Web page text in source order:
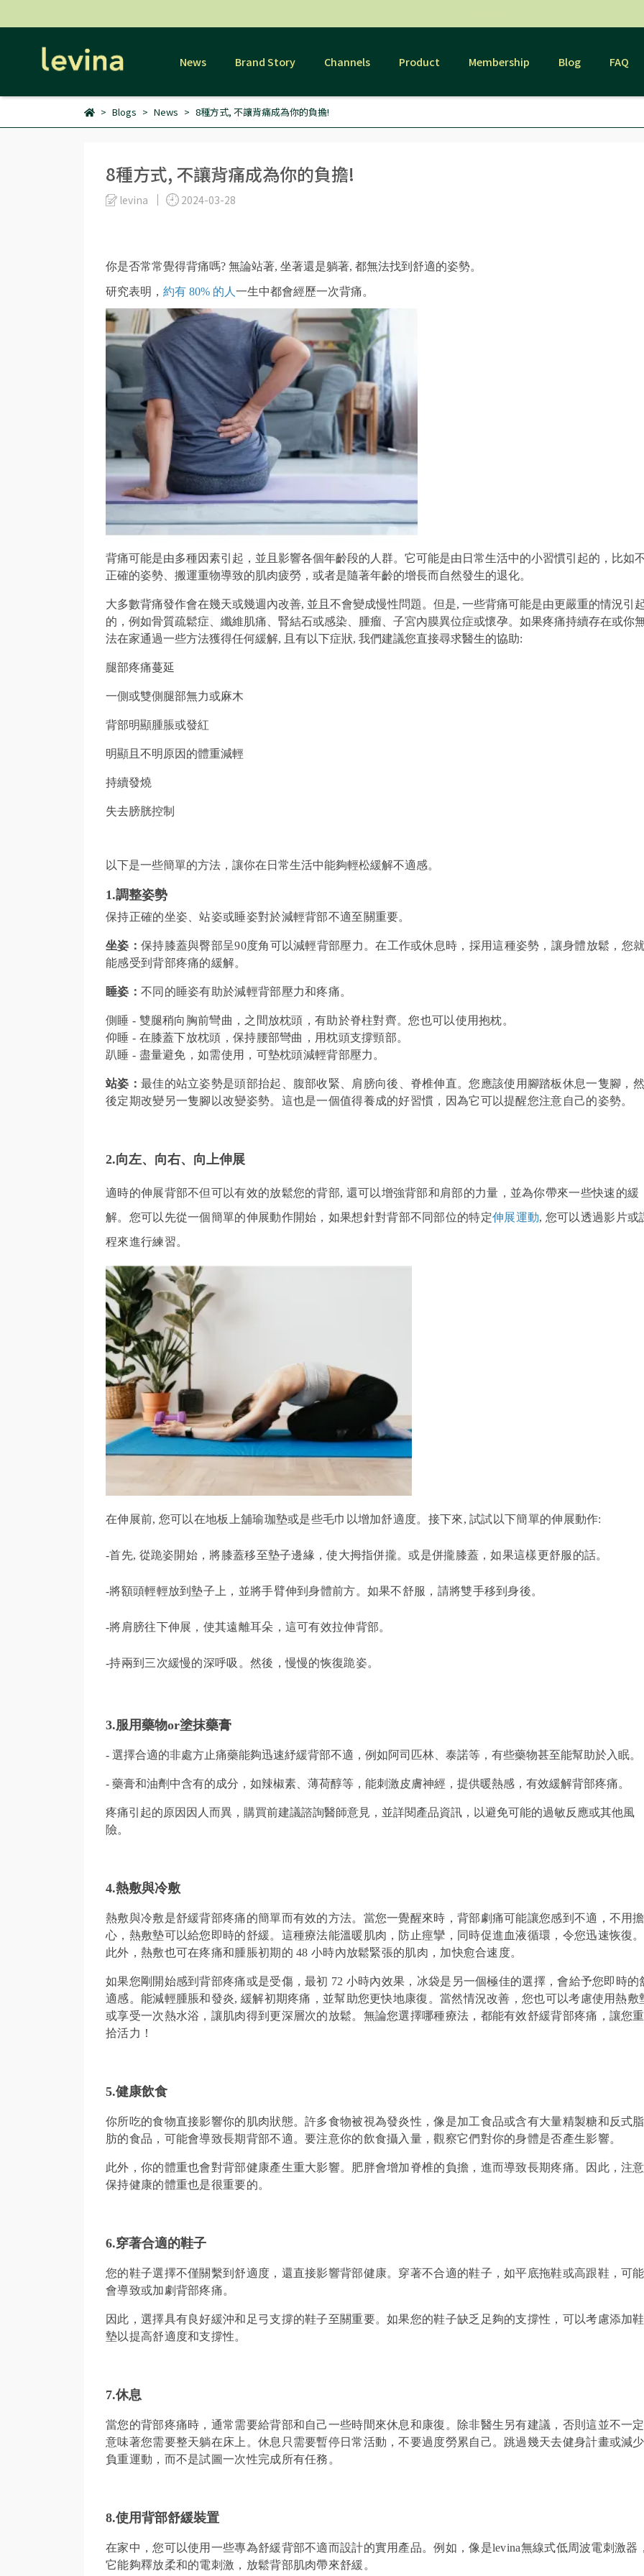
News Brand Story Channels Product Membership Blog FAQ
Blogs News 8種方式, 不讓背痛成為你的負擔!
8種方式, 不讓背痛成為你的負擔!
levina 2024-03-28
你是否常常覺得背痛嗎? 無論站著, 坐著還是躺著, 都無法找到舒適的姿勢。
研究表明， 約有 80% 的人 一生中都會經歷一次背痛。
背痛可能是由多種因素引起，並且影響各個年齡段的人群。它可能是由日常生活中的小習慣引起的，比如
正確的姿勢、搬運重物導致的肌肉疲勞，或者是隨著年齡的增長而自然發生的退化。
大多數背痛發作會在幾天或幾週內改善, 並且不會變成慢性問題。但是, 一些背痛可能是由更嚴重的情況引
的，例如骨質疏鬆症、纖維肌痛、腎結石或感染、腫瘤、子宮內膜異位症或懷孕。如果疼痛持續存在或你
法在家通過一些方法獲得任何緩解, 且有以下症狀, 我們建議您直接尋求醫生的協助:
腿部疼痛蔓延
一側或雙側腿部無力或麻木
背部明顯腫脹或發紅
明顯且不明原因的體重減輕
持續發燒
失去膀胱控制
以下是一些簡單的方法，讓你在日常生活中能夠輕松緩解不適感。
1.調整姿勢
保持正確的坐姿、站姿或睡姿對於減輕背部不適至關重要。
坐姿： 保持膝蓋與臀部呈90度角可以減輕背部壓力。在工作或休息時，採用這種姿勢，讓身體放鬆，您
能感受到背部疼痛的緩解。
睡姿： 不同的睡姿有助於減輕背部壓力和疼痛。
側睡 - 雙腿稍向胸前彎曲，之間放枕頭，有助於脊柱對齊。您也可以使用抱枕。
仰睡 - 在膝蓋下放枕頭，保持腰部彎曲，用枕頭支撐頸部。
趴睡 - 盡量避免，如需使用，可墊枕頭減輕背部壓力。
站姿： 最佳的站立姿勢是頭部抬起、腹部收緊、肩膀向後、脊椎伸直。您應該使用腳踏板休息一隻腳，然
後定期改變另一隻腳以改變姿勢。這也是一個值得養成的好習慣，因為它可以提醒您注意自己的姿勢。
2.向左、向右、向上伸展
適時的伸展背部不但可以有效的放鬆您的背部, 還可以增強背部和肩部的力量 ，並為你帶來一些快速的緩
解。您可以先從一個簡單的伸展動作開始，如果想針對背部不同部位的特定伸展運動, 您可以透過影片或
程來進行練習。
在伸展前, 您可以在地板上舖瑜珈墊或是些毛巾以增加舒適度。接下來, 試試以下簡單的伸展動作:
-首先, 從跪姿開始，將膝蓋移至墊子邊緣，使大拇指併攏。或是併攏膝蓋，如果這樣更舒服的話。
-將額頭輕輕放到墊子上，並將手臂伸到身體前方。如果不舒服，請將雙手移到身後。
-將肩膀往下伸展，使其遠離耳朵，這可有效拉伸背部。
-持兩到三次緩慢的深呼吸。然後，慢慢的恢復跪姿。
3.服用藥物or塗抹藥膏
- 選擇合適的非處方止痛藥能夠迅速紓緩背部不適，例如阿司匹林、泰諾等，有些藥物甚至能幫助於入眠。
- 藥膏和油劑中含有的成分，如辣椒素、薄荷醇等，能刺激皮膚神經，提供暖熱感，有效緩解背部疼痛。
疼痛引起的原因因人而異，購買前建議諮詢醫師意見，並詳閱產品資訊，以避免可能的過敏反應或其他風
險。
4.熱敷與冷敷
熱敷與冷敷是舒緩背部疼痛的簡單而有效的方法。當您一覺醒來時，背部劇痛可能讓您感到不適，不用擔
心，熱敷墊可以給您即時的舒緩。這種療法能溫暖肌肉，防止痙攣，同時促進血液循環，令您迅速恢復。
此外，熱敷也可在疼痛和腫脹初期的 48 小時內放鬆緊張的肌肉，加快愈合速度。
如果您剛開始感到背部疼痛或是受傷，最初 72 小時內效果，冰袋是另一個極佳的選擇，會給予您即時的
適感。能減輕腫脹和發炎, 緩解初期疼痛，並幫助您更快地康復。當然情況改善，您也可以考慮使用熱敷
或享受一次熱水浴，讓肌肉得到更深層次的放鬆。無論您選擇哪種療法，都能有效舒緩背部疼痛，讓您重
拾活力！
5.健康飲食
你所吃的食物直接影響你的肌肉狀態。許多食物被視為發炎性，像是加工食品或含有大量精製糖和反式脂
肪的食品，可能會導致長期背部不適。要注意你的飲食攝入量，觀察它們對你的身體是否產生影響。
此外，你的體重也會對背部健康產生重大影響。肥胖會增加脊椎的負擔，進而導致長期疼痛。因此，注意
保持健康的體重也是很重要的。
6.穿著合適的鞋子
您的鞋子選擇不僅關繫到舒適度，還直接影響背部健康。穿著不合適的鞋子，如平底拖鞋或高跟鞋，可能
會導致或加劇背部疼痛。
因此，選擇具有良好緩沖和足弓支撐的鞋子至關重要。如果您的鞋子缺乏足夠的支撐性，可以考慮添加鞋
墊以提高舒適度和支撐性。
7.休息
當您的背部疼痛時，通常需要給背部和自己一些時間來休息和康復。除非醫生另有建議，否則這並不一定
意味著您需要整天躺在床上。休息只需要暫停日常活動，不要過度勞累自己。跳過幾天去健身計畫或減少
負重運動，而不是試圖一次性完成所有任務。
8.使用背部舒緩裝置
在家中，您可以使用一些專為舒緩背部不適而設計的實用產品。例如，像是levina無線式低周波電刺激器
它能夠釋放柔和的電刺激，放鬆背部肌肉帶來舒緩。